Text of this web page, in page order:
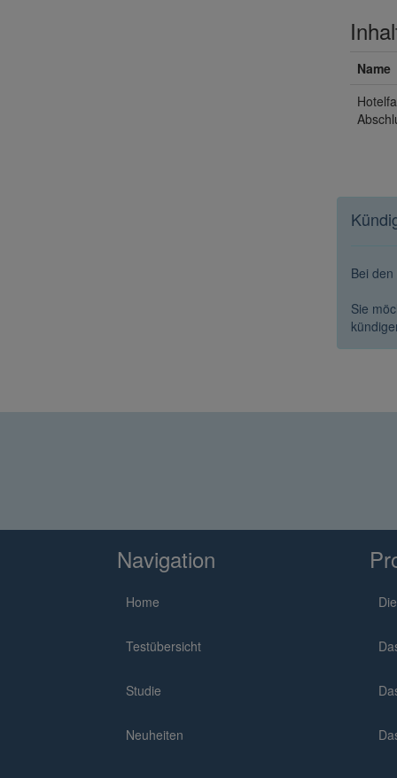
Name
Bei
Sie
Navigation
Home
Testübersicht
Studie
Neuheiten